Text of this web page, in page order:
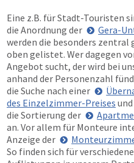
Eine z.B. für Stadt-Touristen
die Anordnung der
Gera-
werden die besonders
oben gelistet. Wer dagegen
Angebot sucht, der wird bei
anhand der Personenzahl
die Suche nach einer
des Einzelzimmer-Preises
die Sortierung der
an. Vor allem für Monteure
Anzeige der
So finden sich für